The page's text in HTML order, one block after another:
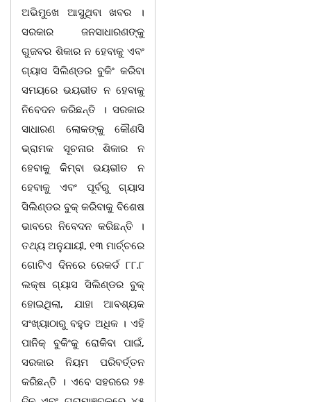
ଅଭିମୁଖେ ଆସୁଥିବା ଖବର ।
ସରକାର ଜନସାଧାରଣଙ୍କୁ
ଗୁଜବର ଶିକାର ନ ହେବାକୁ ଏବଂ
ଗ୍ୟାସ ସିଲିଣ୍ଡର ବୁକିଂ କରିବା
ସମୟରେ ଭୟଭୀତ ନ ହେବାକୁ
ନିବେଦନ କରିଛନ୍ତି । ସରକାର
ସାଧାରଣ ଲୋକଙ୍କୁ କୌଣସି
ଭ୍ରାମକ ସୂଚନାର ଶିକାର ନ
ହେବାକୁ କିମ୍ବା ଭୟଭୀତ ନ
ହେବାକୁ ଏବଂ ପୂର୍ବରୁ ଗ୍ୟାସ
ସିଲିଣ୍ଡର ବୁକ୍ କରିବାକୁ ବିଶେଷ
ଭାବରେ ନିବେଦନ କରିଛନ୍ତି ।
ତଥ୍ୟ ଅନୁଯାୟୀ, ୧୩ ମାର୍ଚ୍ଚରେ
ଗୋଟିଏ ଦିନରେ ରେକର୍ଡ ୮୮.୮
ଲକ୍ଷ ଗ୍ୟାସ ସିଲିଣ୍ଡର ବୁକ୍
ହୋଇଥିଲା, ଯାହା ଆବଶ୍ୟକ
ସଂଖ୍ୟାଠାରୁ ବହୁତ ଅଧିକ । ଏହି
ପାନିକ୍ ବୁକିଂକୁ ରୋକିବା ପାଇଁ,
ସରକାର ନିୟମ ପରିବର୍ତ୍ତନ
କରିଛନ୍ତି । ଏବେ ସହରରେ ୨୫